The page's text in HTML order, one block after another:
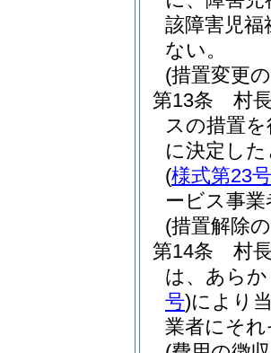
該障害児
ない。
(措置変更
第13条
村
スの措置
に決定し
(様式第23号
ービス事
(措置解除
第14条
村
は、あら
号)により
業者にそ